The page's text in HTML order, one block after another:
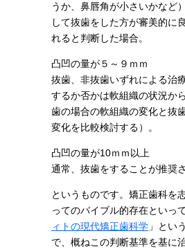
うか、鼻唇角が小さいかなど
して抜歯をした方が審美的に
れると判断した場合。
凸凹の量が５～９ｍｍ
抜歯、非抜歯いずれによる治
するか否かは軟組織の状況か
歯の場合の軟組織の変化と抜
変化を比較検討する）。
凸凹の量が10ｍｍ以上
通常、抜歯をすることが推奨さ
というものです。矯正歯科を
ってのバイブル的存在といっ
ィトの現代矯正歯科学 」とい
で、概ねこの判断基準を基に